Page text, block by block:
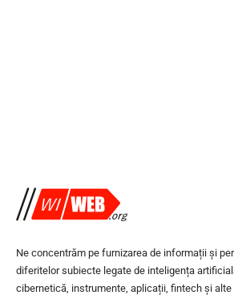
Ne concentrăm pe furnizarea de informații și
diferitelor subiecte legate de inteligența
cibernetică, instrumente, aplicații, fintech și alte